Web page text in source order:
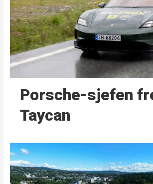
Porsche-sjefen
Taycan